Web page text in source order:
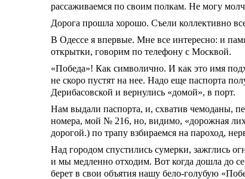
рассаживаемся по своим полкам. Не могу
Дорога прошла хорошо. Съели коллективно
В Одессе я впервые. Мне все интересно: и
открытки, говорим по телефону с Москвой.
«Победа»! Как символично. И как это имя
не скоро пустят на нее. Надо еще паспорта
Дерибасовской и вернулись «домой», в порт.
Нам выдали паспорта, и, схватив чемоданы,
номера, мой № 216, но, видимо, «дорожная
дорогой.) по трапу взбираемся на пароход,
Над городом спустились сумерки, зажглись
и мы медленно отходим. Вот когда дошла до
берет в свои объятия нашу бело-голубую